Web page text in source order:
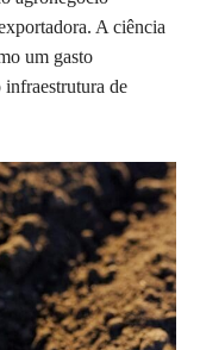
A ciência
um gasto
infraestrutura de